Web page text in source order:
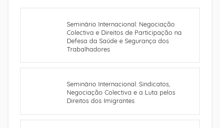
Seminário Internacional: Negociação
Colectiva e Direitos de Participação na
Defesa da Saúde e Segurança dos
Trabalhadores
Seminário Internacional: Sindicatos,
Negociação Colectiva e a Luta pelos
Direitos dos Imigrantes